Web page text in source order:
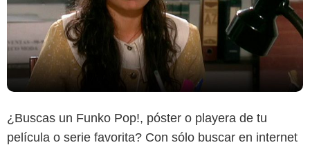
¿Buscas un Funko Pop!, póster o playera de tu
película o serie favorita? Con sólo buscar en internet